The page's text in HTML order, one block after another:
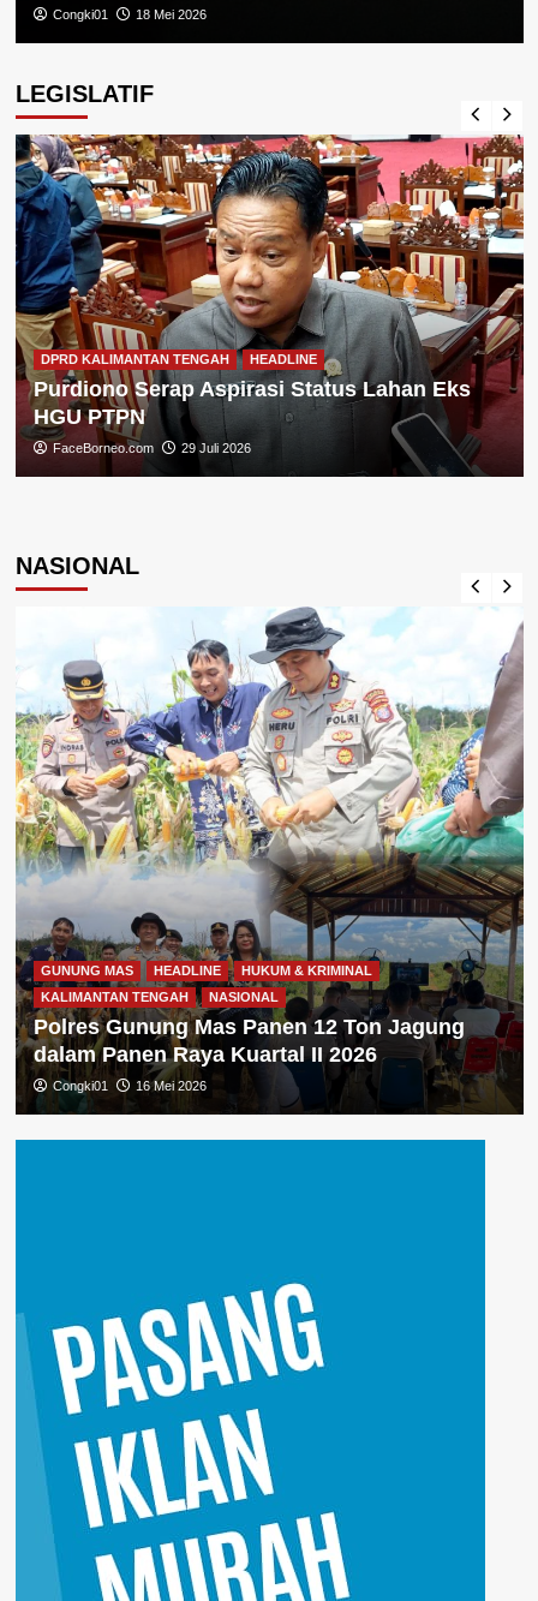
Congki01 18 Mei 2026
LEGISLATIF
DPRD KALIMANTAN TENGAH HEADLINE
Purdiono Serap Aspirasi Status Lahan Eks
HGU PTPN
FaceBorneo.com 29 Juli 2026
NASIONAL
GUNUNG MAS HEADLINE
HUKUM & KRIMINAL
KALIMANTAN TENGAH
NASIONAL
Polres Gunung Mas Panen 12 Ton Jagung
dalam Panen Raya Kuartal II 2026
Congki01 16 Mei 2026